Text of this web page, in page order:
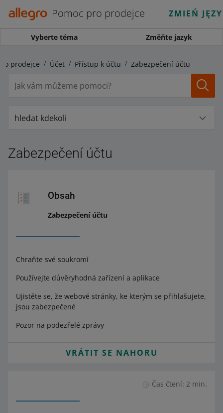
Pomoc pro prodejce ZMIEŃ
Vyberte téma Změňte jazyk
prodejce Účet Přístup k účtu Zabezpečení účtu
hledat kdekoli
Zabezpečení účtu
Obsah
Zabezpečení účtu
Chraňte své soukromí
Používejte důvěryhodná zařízení a aplikace
Ujistěte se, že webové stránky, ke kterým se přihlašujete,
jsou zabezpečené
Pozor na podezřelé zprávy
VRÁTIT SE NAHORU
Čas čtení: 2 min.